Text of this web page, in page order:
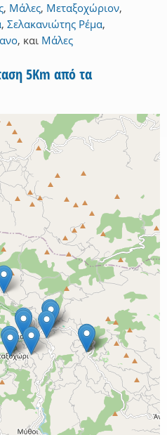
, Μάλες, Μεταξοχώριον,
, Σελακανιώτης Ρέμα,
, και Μάλες
5Km από τα